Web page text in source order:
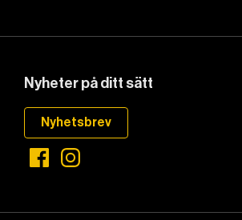
Nyheter på ditt sätt
Nyhetsbrev